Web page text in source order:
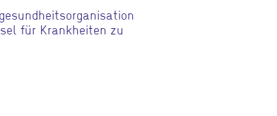
für Krankheiten zu